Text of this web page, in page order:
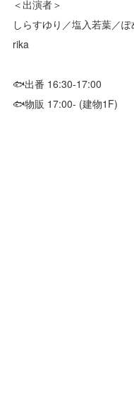
＜出演者＞
しらすゆり／塩入若葉／
rika
🐟出番 16:30-17:00
🐟物販 17:00- (建物1F)